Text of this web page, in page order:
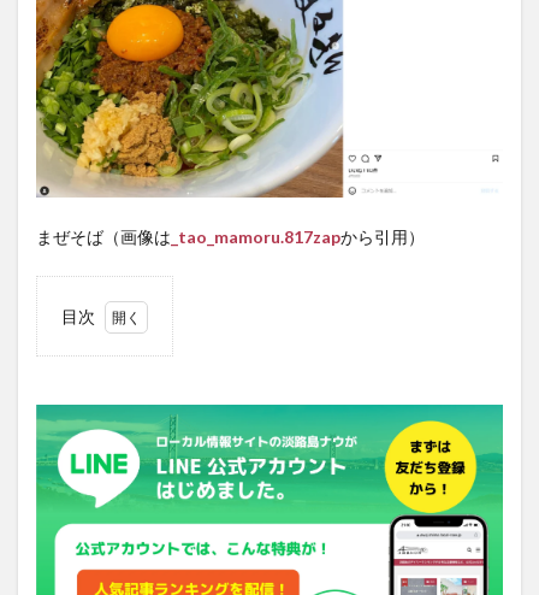
まぜそば（画像は _tao_mamoru.817zapから引用）
目次
きん
の特
徴
おす